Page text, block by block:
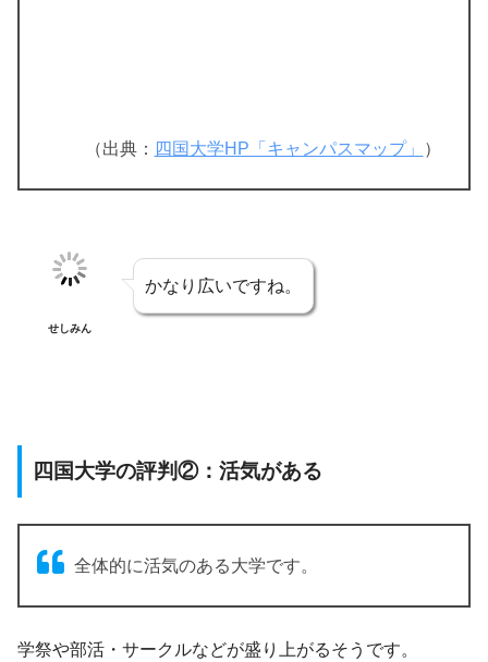
（出典： 四国大学HP「キャンパスマップ」 ）
せしみん
かなり広いですね。
四国大学の評判②：活気がある
全体的に活気のある大学です。
学祭や部活・サークルなどが盛り上がるそうです。